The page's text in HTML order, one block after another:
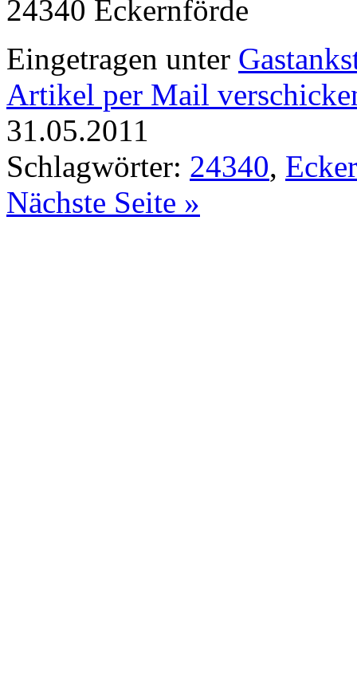
24340 Eckernförde
Eingetragen unter
Artikel per Mail
31.05.2011
Schlagwörter: 24340,
Nächste Seite »